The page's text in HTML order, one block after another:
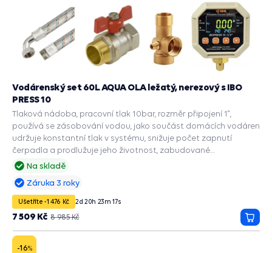
Na skladě
Vodárenský set 60L AQUA OLA ležatý, nerezový s IBO
PRESS 10
Tlaková nádoba, pracovní tlak 10bar, rozměr připojení 1",
používá se zásobování vodou, jako součást domácích vodáren
udržuje konstantní tlak v systému, snižuje počet zapnutí
čerpadla a prodlužuje jeho životnost, zabudované
příslušenství a ochranné funkce: PRESS CONTROL na čerpadla,
sucho, Ochrana proti přetížení, Ochrana proti vodnímu rázu.
Záruka 3 roky
Ušetříte -1 476 Kč 2d 20h 23m 16s
8 985 Kč
7 509 Kč
do
-16%